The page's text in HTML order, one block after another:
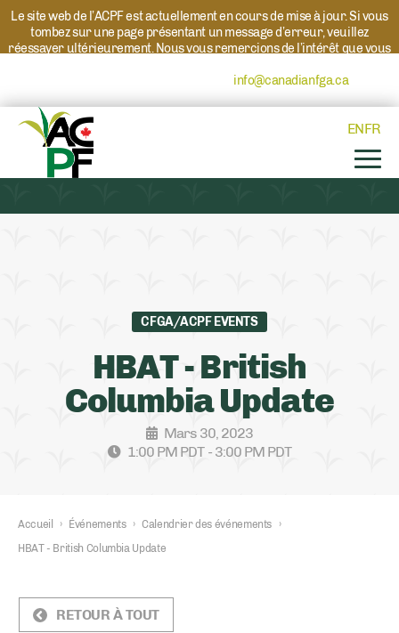
Le site web de l’ACPF est actuellement en cours de mise à jour. Si vous
tombez sur une page présentant un message d’erreur, veuillez
réessayer ultérieurement. Nous vous remercions de l’intérêt que vous
info@canadianfga.caet nous
ENFR
CFGA/ACPF EVENTS
HBAT - British
Columbia Update
Mars 30, 2023
1:00 PM PDT - 3:00 PM PDT
Accueil › Événements › Calendrier des événements
›
HBAT - British Columbia Update
RETOUR À TOUT